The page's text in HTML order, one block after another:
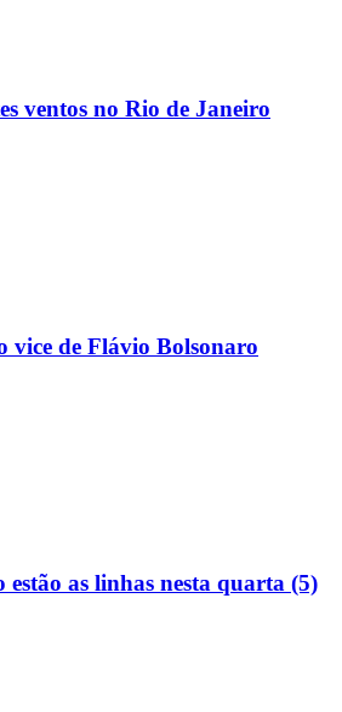
ventos no Rio de Janeiro
vice de Flávio Bolsonaro
as linhas nesta quarta (5)